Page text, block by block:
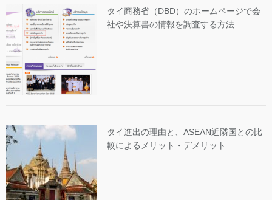
タイ商務省（DBD）のホームページで会
社や決算書の情報を調査する方法
タイ進出の理由と、ASEAN近隣国との比
較によるメリット・デメリット